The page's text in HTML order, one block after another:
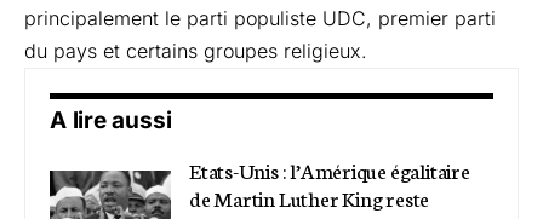
principalement le parti populiste UDC, premier parti
du pays et certains groupes religieux.
A lire aussi
Etats-Unis : l’Amérique égalitaire
de Martin Luther King reste